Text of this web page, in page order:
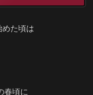
めた頃は
春頃に